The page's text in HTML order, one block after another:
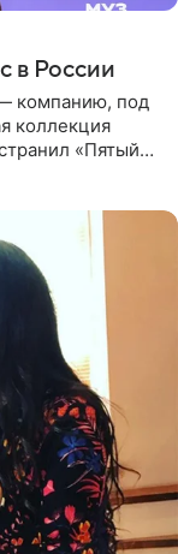
в России
компанию, под
коллекция
«Пятый